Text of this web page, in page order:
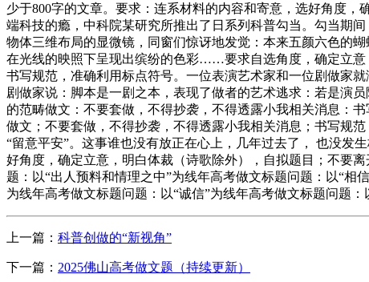
少于800字的文章。要求：连系材料的内容和寄意，选好角度
端科技的瘾，中科院某研究所推出了日系列科普勾当。勾当期
物体三维布局的显微镜，同窗们惊讶地发觉：本来五颜六色的
在光线的映照下呈现出缤纷的色彩……要求自选角度，确定立意
书写规范，准确利用标点符号。一位表演艺术家和一位剧做家
剧做家说：脚本是一剧之本，表现了做者的艺术逃求：若是演
的范畴做文：不要套做，不得抄袭，不得透露小我相关消息：
做文；不要套做，不得抄袭，不得透露小我相关消息；书写规
“留意平安”。这事谁也没有放正在心上，几年过去了， 也没发
好角度，确定立意，明白体裁（诗歌除外），自拟题目；不要
题：以“出人预料和情理之中”为线年高考做文标题问题：以“相
为线年高考做文标题问题：以“诚信”为线年高考做文标题问题
上一篇： 科普创做的“新视角”
下一篇： 2025佛山高考做文题（持续更新）